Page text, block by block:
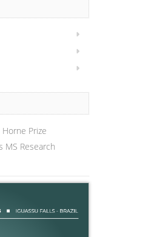
Prize
MS Research